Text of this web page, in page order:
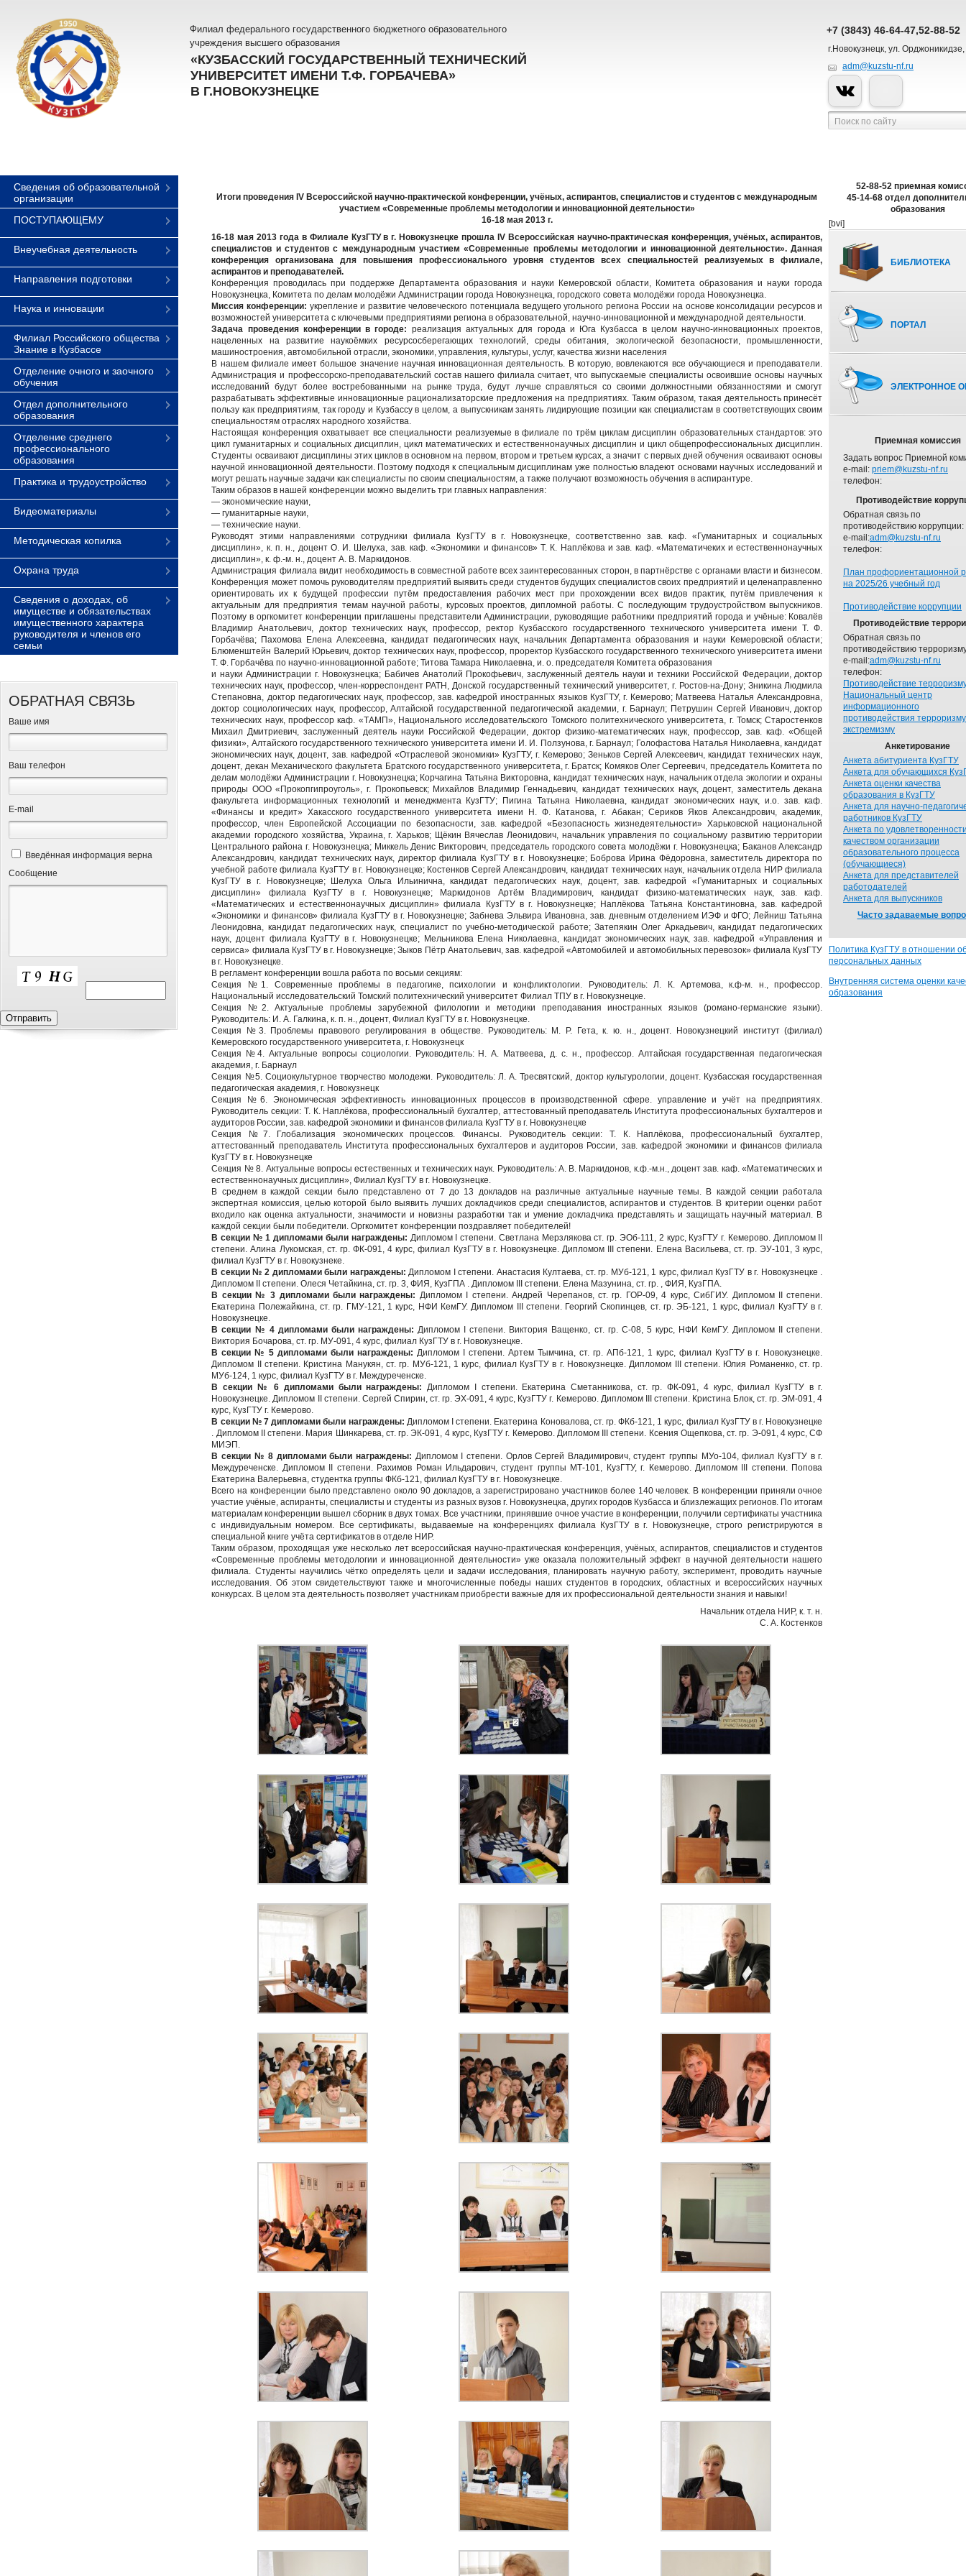
Филиал федерального государственного бюджетного образовательного
учреждения высшего образования
«КУЗБАССКИЙ ГОСУДАРСТВЕННЫЙ ТЕХНИЧЕСКИЙ
УНИВЕРСИТЕТ ИМЕНИ Т.Ф. ГОРБАЧЕВА»
В Г.НОВОКУЗНЕЦКЕ
+7 (3843) 46-64-47,52-88-52
г.Новокузнецк, ул.
adm@kuzstu-nf.ru
Сведения об образовательной
организации
ПОСТУПАЮЩЕМУ
Внеучебная деятельность
Направления подготовки
Наука и инновации
Филиал Российского общества
Знание в Кузбассе
Отделение очного и заочного
обучения
Отдел дополнительного
образования
Отделение среднего
профессионального
образования
Практика и трудоустройство
Видеоматериалы
Методическая копилка
Охрана труда
Сведения о доходах, об
имуществе и обязательствах
имущественного характера
руководителя и членов его
семьи
ОБРАТНАЯ СВЯЗЬ
Ваше имя
Ваш телефон
Е-mail
Введённая информация верна
Сообщение
Итоги проведения IV Всероссийской научно-практической конференции, учёных, аспирантов, специалистов и студентов с международным
участием «Современные проблемы методологии и инновационной деятельности»
16-18 мая 2013 г.
16-18 мая 2013 года в Филиале КузГТУ в г. Новокузнецке прошла IV Всероссийская научно-практическая конференция, учёных, аспирантов,
специалистов и студентов с международным участием «Современные проблемы методологии и инновационной деятельности». Данная
конференция организована для повышения профессионального уровня студентов всех специальностей реализуемых в филиале,
аспирантов и преподавателей.
Конференция проводилась при поддержке Департамента образования и науки Кемеровской области, Комитета образования и науки города
Новокузнецка, Комитета по делам молодёжи Администрации города Новокузнецка, городского совета молодёжи города Новокузнецка.
Миссия конференции: укрепление и развитие человеческого потенциала ведущего угольного региона России на основе консолидации ресурсов и
возможностей университета с ключевыми предприятиями региона в образовательной, научно-инновационной и международной деятельности.
Задача проведения конференции в городе: реализация актуальных для города и Юга Кузбасса в целом научно-инновационных проектов,
нацеленных на развитие наукоёмких ресурсосберегающих технологий, среды обитания, экологической безопасности, промышленности,
машиностроения, автомобильной отрасли, экономики, управления, культуры, услуг, качества жизни населения
В нашем филиале имеет большое значение научная инновационная деятельность. В которую, вовлекаются все обучающиеся и преподаватели.
Администрация и профессорско-преподавательский состав нашего филиала считает, что выпускаемые специалисты освоившие основы научных
исследований будут более востребованными на рынке труда, будут лучше справляться со своими должностными обязанностями и смогут
разрабатывать эффективные инновационные рационализаторские предложения на предприятиях. Таким образом, такая деятельность принесёт
пользу как предприятиям, так городу и Кузбассу в целом, а выпускникам занять лидирующие позиции как специалистам в соответствующих своим
специальностям отраслях народного хозяйства.
Настоящая конференция охватывает все специальности реализуемые в филиале по трём циклам дисциплин образовательных стандартов: это
цикл гуманитарных и социальных дисциплин, цикл математических и естественнонаучных дисциплин и цикл общепрофессиональных дисциплин.
Студенты осваивают дисциплины этих циклов в основном на первом, втором и третьем курсах, а значит с первых дней обучения осваивают основы
научной инновационной деятельности. Поэтому подходя к специальным дисциплинам уже полностью владеют основами научных исследований и
могут решать научные задачи как специалисты по своим специальностям, а также получают возможность обучения в аспирантуре.
Таким образов в нашей конференции можно выделить три главных направления:
— экономические науки,
— гуманитарные науки,
— технические науки.
Руководят этими направлениями сотрудники филиала КузГТУ в г. Новокузнецке, соответственно зав. каф. «Гуманитарных и социальных
дисциплин», к. п. н., доцент О. И. Шелуха, зав. каф. «Экономики и финансов» Т. К. Наплёкова и зав. каф. «Математичеких и естественнонаучных
дисциплин», к. ф.-м. н., доцент А. В. Маркидонов.
Администрация филиала видит необходимость в совместной работе всех заинтересованных сторон, в партнёрстве с органами власти и бизнесом.
Конференция может помочь руководителям предприятий выявить среди студентов будущих специалистов своих предприятий и целенаправленно
ориентировать их к будущей профессии путём предоставления рабочих мест при прохождении всех видов практик, путём привлечения к
актуальным для предприятия темам научной работы, курсовых проектов, дипломной работы. С последующим трудоустройством выпускников.
Поэтому в оргкомитет конференции приглашены представители Администрации, руководящие работники предприятий города и учёные: Ковалёв
Владимир Анатольевич, доктор технических наук, профессор, ректор Кузбасского государственного технического университета имени Т. Ф.
Горбачёва; Пахомова Елена Алексеевна, кандидат педагогических наук, начальник Департамента образования и науки Кемеровской области;
Блюменштейн Валерий Юрьевич, доктор технических наук, профессор, проректор Кузбасского государственного технического университета имени
Т. Ф. Горбачёва по научно-инновационной работе; Титова Тамара Николаевна, и. о. председателя Комитета образования
и науки Администрации г. Новокузнецка; Бабичев Анатолий Прокофьевич, заслуженный деятель науки и техники Российской Федерации, доктор
технических наук, профессор, член-корреспондент РАТН, Донской государственный технический университет, г. Ростов-на-Дону; Зникина Людмила
Степановна, доктор педагогических наук, профессор, зав. кафедрой иностранных языков КузГТУ, г. Кемерово; Матвеева Наталья Александровна,
доктор социологических наук, профессор, Алтайской государственной педагогической академии, г. Барнаул; Петрушин Сергей Иванович, доктор
технических наук, профессор каф. «ТАМП», Национального исследовательского Томского политехнического университета, г. Томск; Старостенков
Михаил Дмитриевич, заслуженный деятель науки Российской Федерации, доктор физико-математических наук, профессор, зав. каф. «Общей
физики», Алтайского государственного технического университета имени И. И. Ползунова, г. Барнаул; Голофастова Наталья Николаевна, кандидат
экономических наук, доцент, зав. кафедрой «Отраслевой экономики» КузГТУ, г. Кемерово; Зеньков Сергей Алексеевич, кандидат технических наук,
доцент, декан Механического факультета Братского государственного университета, г. Братск; Комяков Олег Сергеевич, председатель Комитета по
делам молодёжи Администрации г. Новокузнецка; Корчагина Татьяна Викторовна, кандидат технических наук, начальник отдела экологии и охраны
природы ООО «Прокопгипроуголь», г. Прокопьевск; Михайлов Владимир Геннадьевич, кандидат технических наук, доцент, заместитель декана
факультета информационных технологий и менеджмента КузГТУ; Пигина Татьяна Николаевна, кандидат экономических наук, и.о. зав. каф.
«Финансы и кредит» Хакасского государственного университета имени Н. Ф. Катанова, г. Абакан; Сериков Яков Александрович, академик,
профессор, член Европейской Ассоциации по безопасности, зав. кафедрой «Безопасность жизнедеятельности» Харьковской национальной
академии городского хозяйства, Украина, г. Харьков; Щёкин Вячеслав Леонидович, начальник управления по социальному развитию территории
Центрального района г. Новокузнецка; Миккель Денис Викторович, председатель городского совета молодёжи г. Новокузнецка; Баканов Александр
Александрович, кандидат технических наук, директор филиала КузГТУ в г. Новокузнецке; Боброва Ирина Фёдоровна, заместитель директора по
учебной работе филиала КузГТУ в г. Новокузнецке; Костенков Сергей Александрович, кандидат технических наук, начальник отдела НИР филиала
КузГТУ в г. Новокузнецке; Шелуха Ольга Ильинична, кандидат педагогических наук, доцент, зав. кафедрой «Гуманитарных и социальных
дисциплин» филиала КузГТУ в г. Новокузнецке; Маркидонов Артём Владимирович, кандидат физико-математических наук, зав. каф.
«Математических и естественнонаучных дисциплин» филиала КузГТУ в г. Новокузнецке; Наплёкова Татьяна Константиновна, зав. кафедрой
«Экономики и финансов» филиала КузГТУ в г. Новокузнецке; Забнева Эльвира Ивановна, зав. дневным отделением ИЭФ и ФГО; Лейниш Татьяна
Леонидовна, кандидат педагогических наук, специалист по учебно-методической работе; Затепякин Олег Аркадьевич, кандидат педагогических
наук, доцент филиала КузГТУ в г. Новокузнецке; Мельникова Елена Николаевна, кандидат экономических наук, зав. кафедрой «Управления и
сервиса» филиала КузГТУ в г. Новокузнецке; Зыков Пётр Анатольевич, зав. кафедрой «Автомобилей и автомобильных перевозок» филиала КузГТУ
в г. Новокузнецке.
В регламент конференции вошла работа по восьми секциям:
Секция №1. Современные проблемы в педагогике, психологии и конфликтологии. Руководитель: Л. К. Артемова, к.ф-м. н., профессор.
Национальный исследовательский Томский политехнический университет Филиал ТПУ в г. Новокузнецке.
Секция №2. Актуальные проблемы зарубежной филологии и методики преподавания иностранных языков (романо-германские языки).
Руководитель: И. А. Галкина, к. п. н., доцент, Филиал КузГТУ в г. Новокузнецке.
Секция №3. Проблемы правового регулирования в обществе. Руководитель: М. Р. Гета, к. ю. н., доцент. Новокузнецкий институт (филиал)
Кемеровского государственного университета, г. Новокузнецк
Секция №4. Актуальные вопросы социологии. Руководитель: Н. А. Матвеева, д. с. н., профессор. Алтайская государственная педагогическая
академия, г. Барнаул
Секция №5. Социокультурное творчество молодежи. Руководитель: Л. А. Тресвятский, доктор культурологии, доцент. Кузбасская государственная
педагогическая академия, г. Новокузнецк
Секция №6. Экономическая эффективность инновационных процессов в производственной сфере. управление и учёт на предприятиях.
Руководитель секции: Т. К. Наплёкова, профессиональный бухгалтер, аттестованный преподаватель Института профессиональных бухгалтеров и
аудиторов России, зав. кафедрой экономики и финансов филиала КузГТУ в г. Новокузнецке
Секция №7. Глобализация экономических процессов. Финансы. Руководитель секции: Т. К. Наплёкова, профессиональный бухгалтер,
аттестованный преподаватель Института профессиональных бухгалтеров и аудиторов России, зав. кафедрой экономики и финансов филиала
КузГТУ в г. Новокузнецке
Секция № 8. Актуальные вопросы естественных и технических наук. Руководитель: А. В. Маркидонов, к.ф.-м.н., доцент зав. каф. «Математических и
естественнонаучных дисциплин», Филиал КузГТУ в г. Новокузнецке.
В среднем в каждой секции было представлено от 7 до 13 докладов на различные актуальные научные темы. В каждой секции работала
экспертная комиссия, целью которой было выявить лучших докладчиков среди специалистов, аспирантов и студентов. В критерии оценки работ
входило как оценка актуальности, значимости и новизны разработки так и умение докладчика представлять и защищать научный материал. В
каждой секции были победители. Оргкомитет конференции поздравляет победителей!
В секции № 1 дипломами были награждены: Дипломом I степени. Светлана Мерзлякова ст. гр. ЭОб-111, 2 курс, КузГТУ г. Кемерово. Дипломом II
степени. Алина Лукомская, ст. гр. ФК-091, 4 курс, филиал КузГТУ в г. Новокузнецке. Дипломом III степени. Елена Васильева, ст. гр. ЭУ-101, 3 курс,
филиал КузГТУ в г. Новокузнеке.
В секции № 2 дипломами были награждены: Дипломом I степени. Анастасия Култаева, ст. гр. МУб-121, 1 курс, филиал КузГТУ в г. Новокузнецке .
Дипломом II степени. Олеся Четайкина, ст. гр. 3, ФИЯ, КузГПА . Дипломом III степени. Елена Мазунина, ст. гр. , ФИЯ, КузГПА.
В секции № 3 дипломами были награждены: Дипломом I степени. Андрей Черепанов, ст. гр. ГОР-09, 4 курс, СибГИУ. Дипломом II степени.
Екатерина Полежайкина, ст. гр. ГМУ-121, 1 курс, НФИ КемГУ. Дипломом III степени. Георгий Скопинцев, ст. гр. ЭБ-121, 1 курс, филиал КузГТУ в г.
Новокузнецке.
В секции № 4 дипломами были награждены: Дипломом I степени. Виктория Ващенко, ст. гр. С-08, 5 курс, НФИ КемГУ. Дипломом II степени.
Виктория Бочарова, ст. гр. МУ-091, 4 курс, филиал КузГТУ в г. Новокузнецке.
В секции № 5 дипломами были награждены: Дипломом I степени. Артем Тымчина, ст. гр. АПб-121, 1 курс, филиал КузГТУ в г. Новокузнецке.
Дипломом II степени. Кристина Манукян, ст. гр. МУб-121, 1 курс, филиал КузГТУ в г. Новокузнецке. Дипломом III степени. Юлия Романенко, ст. гр.
МУб-124, 1 курс, филиал КузГТУ в г. Междуреченске.
В секции № 6 дипломами были награждены: Дипломом I степени. Екатерина Сметанникова, ст. гр. ФК-091, 4 курс, филиал КузГТУ в г.
Новокузнецке. Дипломом II степени. Сергей Спирин, ст. гр. ЭХ-091, 4 курс, КузГТУ г. Кемерово. Дипломом III степени. Кристина Блок, ст. гр. ЭМ-091, 4
курс, КузГТУ г. Кемерово.
В секции № 7 дипломами были награждены: Дипломом I степени. Екатерина Коновалова, ст. гр. ФКб-121, 1 курс, филиал КузГТУ в г. Новокузнецке
. Дипломом II степени. Мария Шинкарева, ст. гр. ЭК-091, 4 курс, КузГТУ г. Кемерово. Дипломом III степени. Ксения Ощепкова, ст. гр. Э-091, 4 курс, СФ
МИЭП.
В секции № 8 дипломами были награждены: Дипломом I степени. Орлов Сергей Владимирович, студент группы МУо-104, филиал КузГТУ в г.
Междуреченске. Дипломом II степени. Рахимов Роман Ильдарович, студент группы МТ-101, КузГТУ, г. Кемерово. Дипломом III степени. Попова
Екатерина Валерьевна, студентка группы ФКб-121, филиал КузГТУ в г. Новокузнецке.
Всего на конференции было представлено около 90 докладов, а зарегистрировано участников более 140 человек. В конференции приняли очное
участие учёные, аспиранты, специалисты и студенты из разных вузов г. Новокузнецка, других городов Кузбасса и близлежащих регионов. По итогам
материалам конференции вышел сборник в двух томах. Все участники, принявшие очное участие в конференции, получили сертификаты участника
с индивидуальным номером. Все сертификаты, выдаваемые на конференциях филиала КузГТУ в г. Новокузнецке, строго регистрируются в
специальной книге учёта сертификатов в отделе НИР.
Таким образом, проходящая уже несколько лет всероссийская научно-практическая конференция, учёных, аспирантов, специалистов и студентов
«Современные проблемы методологии и инновационной деятельности» уже оказала положительный эффект в научной деятельности нашего
филиала. Студенты научились чётко определять цели и задачи исследования, планировать научную работу, эксперимент, проводить научные
исследования. Об этом свидетельствуют также и многочисленные победы наших студентов в городских, областных и всероссийских научных
конкурсах. В целом эта деятельность позволяет участникам приобрести важные для их профессиональной деятельности знания и навыки!
Начальник отдела НИР, к. т. н.
С. А. Костенков
52-88-52 приемная
45-14-68 отдел
образования
[bvi]
БИБЛИОТЕКА
ПОРТАЛ
ЭЛЕКТРОННОЕ
Приемная комиссия
Задать вопрос Приемной
e-mail: priem@kuzstu-nf.ru
телефон:
Противодействие
Обратная связь по
противодействию коррупции:
e-mail:adm@kuzstu-nf.ru
телефон:
План профориентационной
на 2025/26 учебный год
Противодействие коррупции
Противодействие
Обратная связь по
противодействию
e-mail:adm@kuzstu-nf.ru
телефон:
Противодействие
Национальный центр
информационного
противодействия
экстремизму
Анкетирование
Анкета абитуриента КузГТУ
Анкета для обучающихся
Анкета оценки качества
образования в КузГТУ
Анкета для научно-
работников КузГТУ
Анкета по
качеством организации
образовательного процесса
(обучающиеся)
Анкета для представителей
работодателей
Анкета для выпускников
Часто задаваемые
Политика КузГТУ в отношении
персональных данных
Внутренняя система оценки
образования